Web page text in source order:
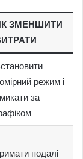
ЗМЕНШИТИ
режим і
за
подалі